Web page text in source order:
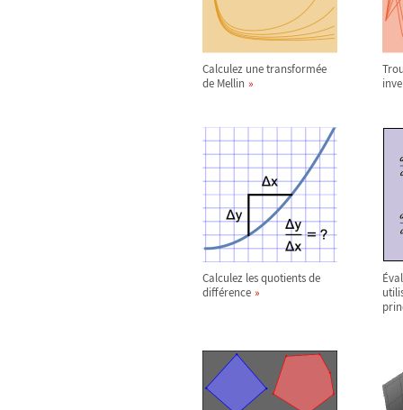
Calculez une transformée
de Mellin
Calculez les quotients de
différence